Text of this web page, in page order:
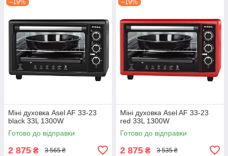
–19%
Міні духовка Asel AF 33-23
black 33L 1300W
Готово до відправки
2 875 ₴ 3 565 ₴
–19%
Міні духовка Asel AF 33-23
red 33L 1300W
Готово до відправки
2 875 ₴ 3 535 ₴